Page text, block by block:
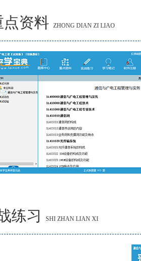
点资料 ZHONG DIAN ZI LIAO
练习 SHI ZHAN LIAN XI